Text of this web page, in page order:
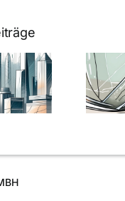
Gründe,
warum
Glas